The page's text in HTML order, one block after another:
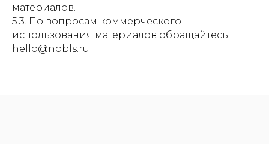
материалов.
5.3. По вопросам коммерческого
использования материалов обращайтесь:
hello@nobls.ru